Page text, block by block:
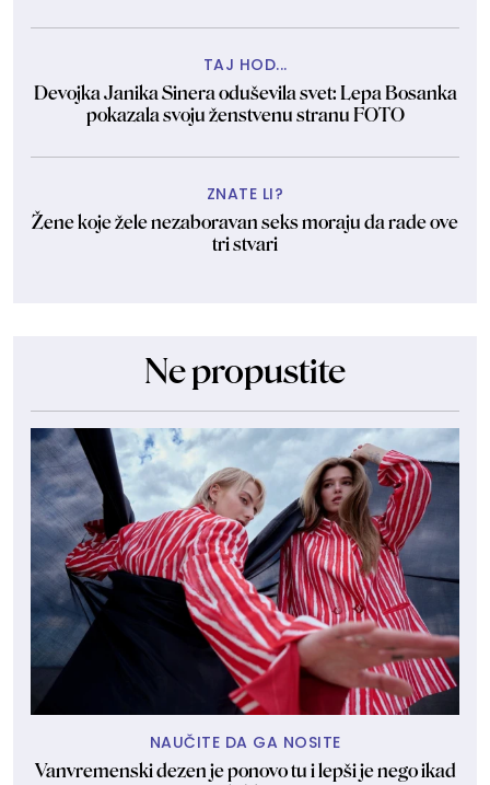
TAJ HOD...
Devojka Janika Sinera oduševila svet: Lepa Bosanka
pokazala svoju ženstvenu stranu FOTO
ZNATE LI?
Žene koje žele nezaboravan seks moraju da rade ove
tri stvari
Ne propustite
NAUČITE DA GA NOSITE
Vanvremenski dezen je ponovo tu i lepši je nego ikad